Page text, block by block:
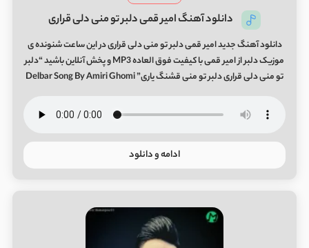
دانلود آهنگ امیر قمی دلبر تو منی دلی قراری
دانلود آهنگ جدید امیر قمی دلبر تو منی دلی قراری در این ساعت شنونده ی
موزیک دلبر از امیر قمی با کیفیت فوق العاده MP3 و پخش آنلاین باشید “دلبر
تو منی دلی قراری دلبر تو منی قشنگ یاری” Delbar Song By Amiri Ghomi
ادامه و دانلود